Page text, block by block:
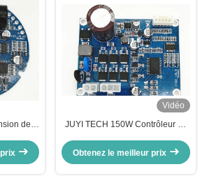
de
150W
Vidéo
JUYI TECH 150W Contrôleur de
tension PWM Fréquence 1-
20KHZ Cycle de fonctionnement
Obtenez le meilleur prix